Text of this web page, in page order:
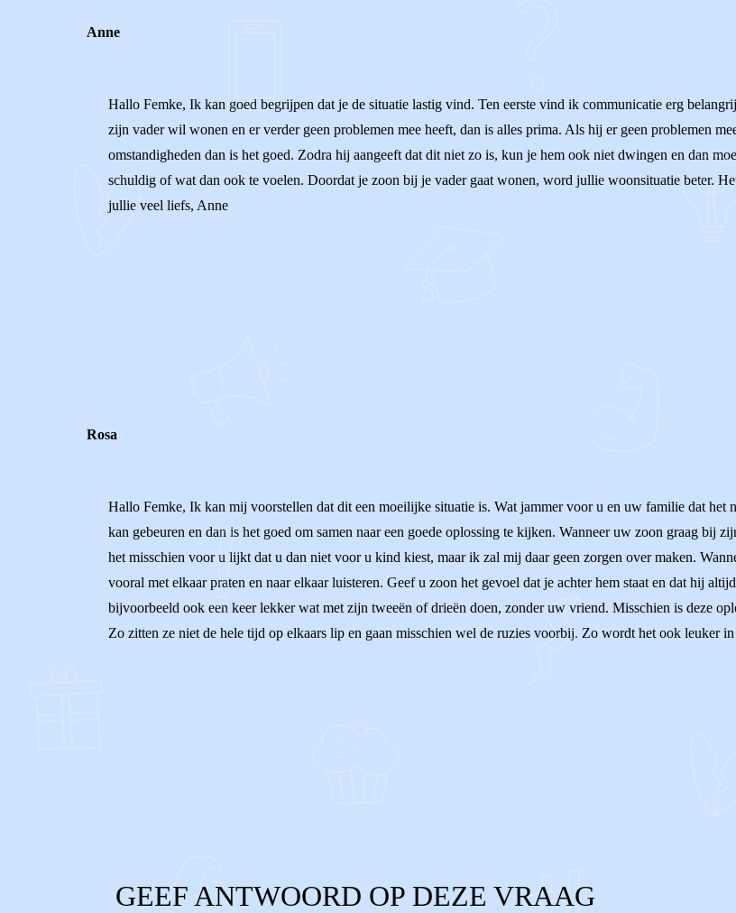
Anne
Hallo Femke, Ik kan goed begrijpen dat je de situatie lastig vind. Ten eerste vind ik communicatie erg
zijn vader wil wonen en er verder geen problemen mee heeft, dan is alles prima. Als hij er geen problemen
omstandigheden dan is het goed. Zodra hij aangeeft dat dit niet zo is, kun je hem ook niet dwingen en dan
schuldig of wat dan ook te voelen. Doordat je zoon bij je vader gaat wonen, word jullie woonsituatie beter.
jullie veel liefs, Anne
Rosa
Hallo Femke, Ik kan mij voorstellen dat dit een moeilijke situatie is. Wat jammer voor u en uw familie dat het
kan gebeuren en dan is het goed om samen naar een goede oplossing te kijken. Wanneer uw zoon graag bij
het misschien voor u lijkt dat u dan niet voor u kind kiest, maar ik zal mij daar geen zorgen over maken.
vooral met elkaar praten en naar elkaar luisteren. Geef u zoon het gevoel dat je achter hem staat en dat hij
bijvoorbeeld ook een keer lekker wat met zijn tweeën of drieën doen, zonder uw vriend. Misschien is deze
Zo zitten ze niet de hele tijd op elkaars lip en gaan misschien wel de ruzies voorbij. Zo wordt het ook leuker
GEEF ANTWOORD OP DEZE VRAAG